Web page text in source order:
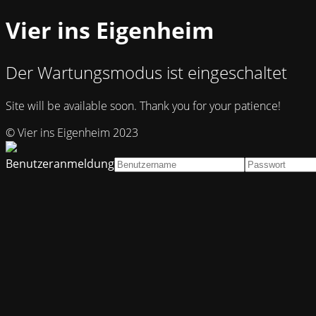
Vier ins Eigenheim
Der Wartungsmodus ist eingeschaltet
Site will be available soon. Thank you for your patience!
© Vier ins Eigenheim 2023
Benutzeranmeldung